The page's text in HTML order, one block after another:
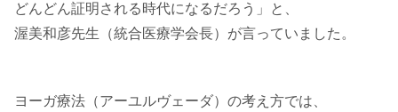
どんどん証明される時代になるだろう」と、
渥美和彦先生（統合医療学会長）が言っていました。
ヨーガ療法（アーユルヴェーダ）の考え方では、